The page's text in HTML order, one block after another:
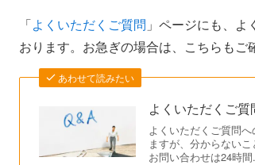
「よくいただくご質問 」ページにも、
おります。お急ぎの場合は、こちらもご
あわせて読みたい
よくいただくご質
よくいただくご質問
ますが、分からない
お問い合わせは24時間